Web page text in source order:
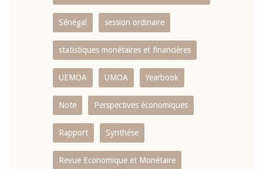
Sénégal session ordinaire
statistiques monétaires et financières
UEMOA UMOA Yearbook
Note Perspectives économiques
Rapport Synthése
Revue Economique et Monétaire